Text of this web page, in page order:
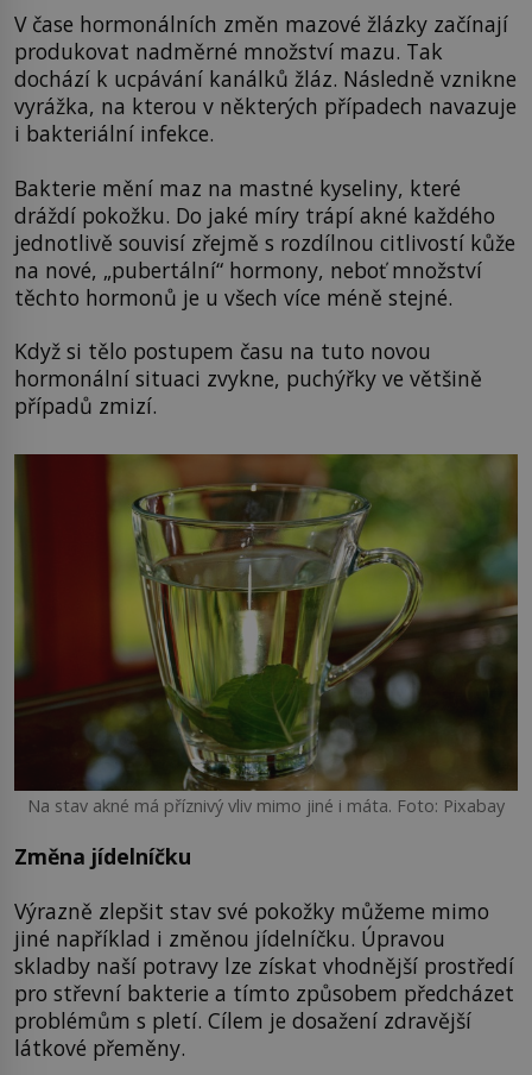
V čase hormonálních změn mazové žlázky začínají
produkovat nadměrné množství mazu. Tak
dochází k ucpávání kanálků žláz. Následně vznikne
vyrážka, na kterou v některých případech navazuje
i bakteriální infekce.
Bakterie mění maz na mastné kyseliny, které
dráždí pokožku. Do jaké míry trápí akné každého
jednotlivě souvisí zřejmě s rozdílnou citlivostí kůže
na nové, „pubertální“ hormony, neboť množství
těchto hormonů je u všech více méně stejné.
Když si tělo postupem času na tuto novou
hormonální situaci zvykne, puchýřky ve většině
případů zmizí.
Na stav akné má příznivý vliv mimo jiné i máta. Foto: Pixabay
Změna jídelníčku
Výrazně zlepšit stav své pokožky můžeme mimo
jiné například i změnou jídelníčku. Úpravou
skladby naší potravy lze získat vhodnější prostředí
pro střevní bakterie a tímto způsobem předcházet
problémům s pletí. Cílem je dosažení zdravější
látkové přeměny.